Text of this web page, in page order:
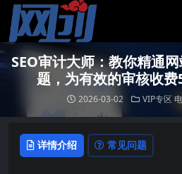
SEO审计大师：教你精通
题，为有效的审核收费
2026-03-02 VIP专区
详情介绍 常见问题